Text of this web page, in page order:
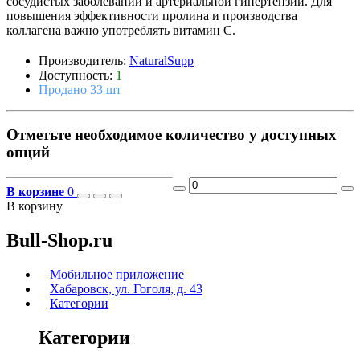
повышения эффективности пролина и производства
коллагена важно употреблять витамин С.
Производитель: NaturalSupp
Доступность: 1
Продано 33 шт
Отметьте необходимое количество у доступных
опций
В корзине 0
В корзину
Bull-Shop.ru
Мобильное приложение
Хабаровск, ул. Гоголя, д. 43
Категории
Категории